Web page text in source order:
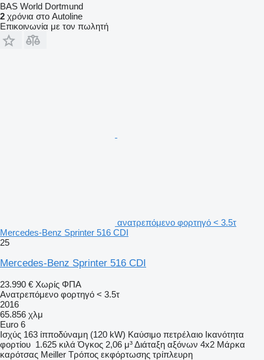
BAS World Dortmund
2 χρόνια στο Autoline
Επικοινωνία με τον πωλητή
ανατρεπόμενο φορτηγό < 3.5τ
Mercedes-Benz Sprinter 516 CDI
25
Mercedes-Benz Sprinter 516 CDI
23.990 € Χωρίς ΦΠΑ
Ανατρεπόμενο φορτηγό < 3.5τ
2016
65.856 χλμ
Euro 6
Ισχύς 163 ίπποδύναμη (120 kW) Καύσιμο πετρέλαιο Ικανότητα
φορτίου 1.625 κιλά Όγκος 2,06 μ³Διάταξη αξόνων 4x2 Μάρκα
καρότσας Meiller Τρόπος εκφόρτωσης τρίπλευρη